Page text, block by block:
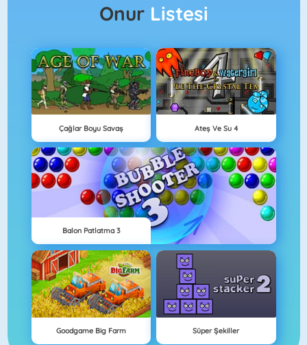
Onur Listesi
Çağlar Boyu Savaş Ateş Ve Su 4
Balon Patlatma 3
Goodgame Big Farm Süper Şekiller